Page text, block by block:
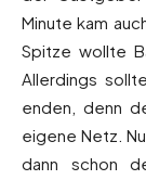
Minute kam
Spitze wollte
Allerdings
enden, denn
eigene Netz.
dann schon